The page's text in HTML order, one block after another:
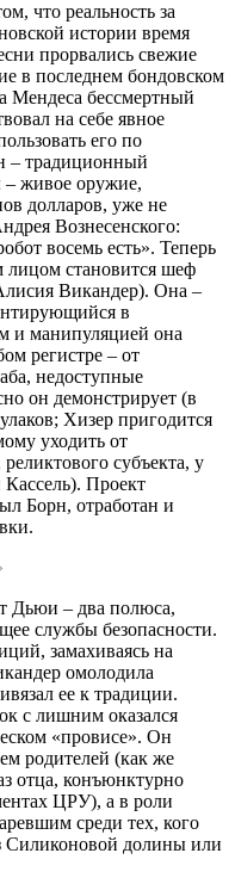
что реальность за
истории время
прорвались свежие
в последнем бондовском
Мендеса бессмертный
на себе явное
его по
– традиционный
живое оружие,
долларов, уже не
Вознесенского:
восемь есть». Теперь
становится шеф
Викандер). Она –
в
и манипуляцией она
регистре – от
недоступные
он демонстрирует (в
Хизер пригодится
уходить от
субъекта, у
Проект
Борн, отработан и
Дьюи – два полюса,
службы безопасности.
замахиваясь на
омолодила
ее к традиции.
с лишним оказался
«провисе». Он
родителей (как же
отца, конъюнктурно
ЦРУ), а в роли
среди тех, кого
Силиконовой долины или